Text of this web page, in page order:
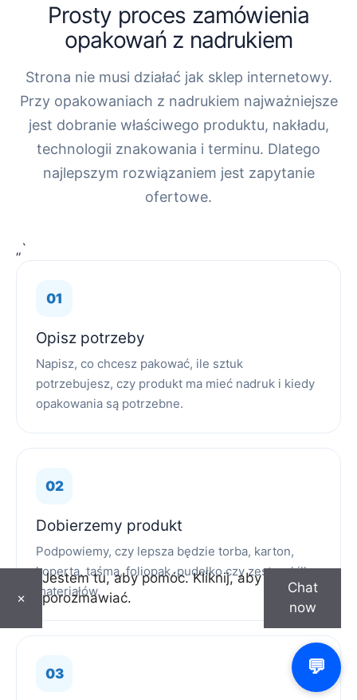
Prosty proces zamówienia
opakowań z nadrukiem
Strona nie musi działać jak sklep internetowy.
Przy opakowaniach z nadrukiem najważniejsze
jest dobranie właściwego produktu, nakładu,
technologii znakowania i terminu. Dlatego
najlepszym rozwiązaniem jest zapytanie
ofertowe.
„`
Opisz potrzeby
Napisz, co chcesz pakować, ile sztuk
potrzebujesz, czy produkt ma mieć nadruk i kiedy
opakowania są potrzebne.
Dobierzemy produkt
Podpowiemy, czy lepsza będzie torba, karton,
koperta, taśma, foliopak, pudełko czy zestaw kilku
materiałów.
×
Jestem tu, aby pomóc. Kliknij, aby
porozmawiać.
Chat
now